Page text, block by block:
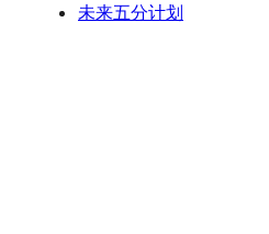
未来五分计划